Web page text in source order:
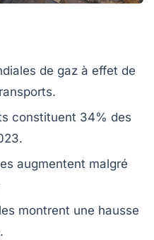
de gaz à effet de
constituent 34% des
augmentent malgré
montrent une hausse